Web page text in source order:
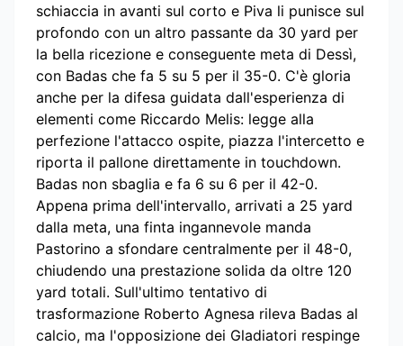
schiaccia in avanti sul corto e Piva li punisce sul
profondo con un altro passante da 30 yard per
la bella ricezione e conseguente meta di Dessì,
con Badas che fa 5 su 5 per il 35-0. C'è gloria
anche per la difesa guidata dall'esperienza di
elementi come Riccardo Melis: legge alla
perfezione l'attacco ospite, piazza l'intercetto e
riporta il pallone direttamente in touchdown.
Badas non sbaglia e fa 6 su 6 per il 42-0.
Appena prima dell'intervallo, arrivati a 25 yard
dalla meta, una finta ingannevole manda
Pastorino a sfondare centralmente per il 48-0,
chiudendo una prestazione solida da oltre 120
yard totali. Sull'ultimo tentativo di
trasformazione Roberto Agnesa rileva Badas al
calcio, ma l'opposizione dei Gladiatori respinge